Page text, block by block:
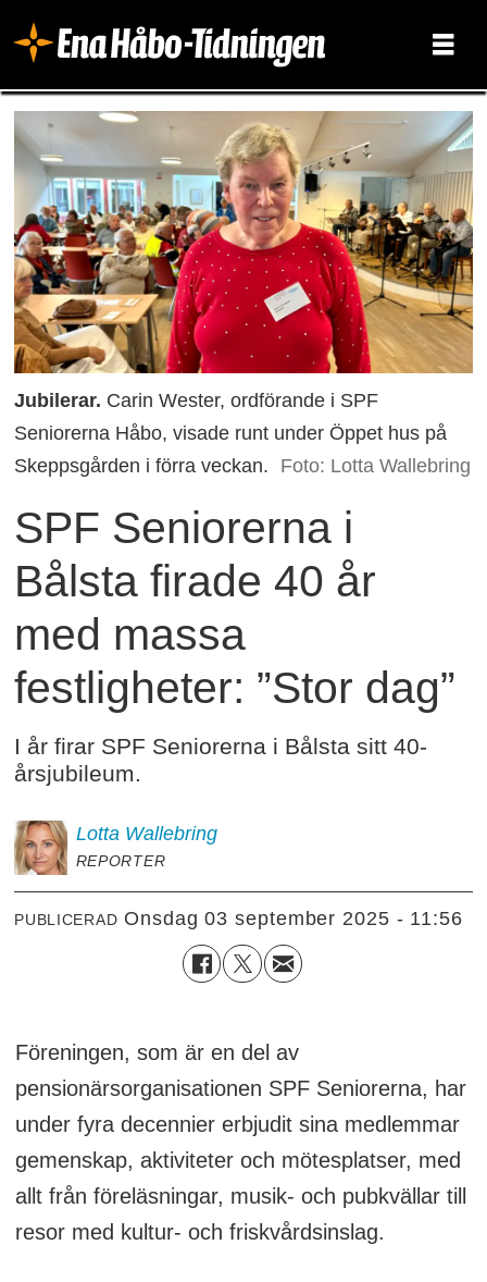
Jubilerar. Carin Wester, ordförande i SPF
Seniorerna Håbo, visade runt under Öppet hus på
Skeppsgården i förra veckan.
Foto: Lotta Wallebring
SPF Seniorerna i
Bålsta firade 40 år
med massa
festligheter: ”Stor dag”
I år firar SPF Seniorerna i Bålsta sitt 40-
årsjubileum.
Lotta Wallebring
REPORTER
PUBLICERAD onsdag 03 september 2025 - 11:56
Föreningen, som är en del av
pensionärsorganisationen SPF Seniorerna, har
under fyra decennier erbjudit sina medlemmar
gemenskap, aktiviteter och mötesplatser, med
allt från föreläsningar, musik- och pubkvällar till
resor med kultur- och friskvårdsinslag.